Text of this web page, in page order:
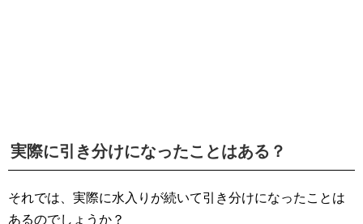
実際に引き分けになったことはある？
それでは、実際に水入りが続いて引き分けになったことは
あるのでしょうか？